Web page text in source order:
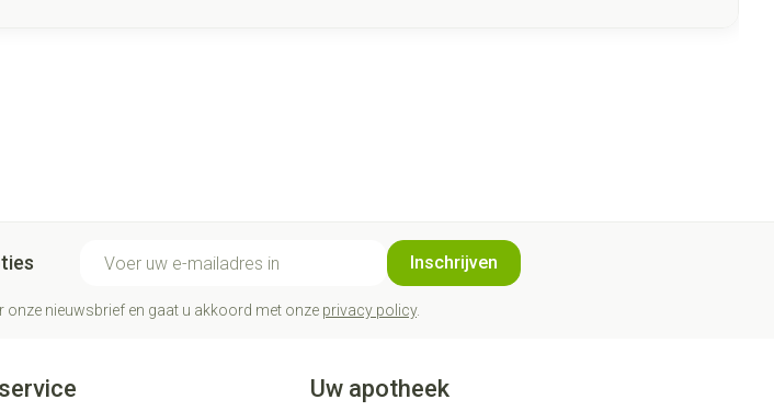
Inschrijven
nieuwsbrief en gaat u akkoord met onze privacy policy.
Uw apotheek